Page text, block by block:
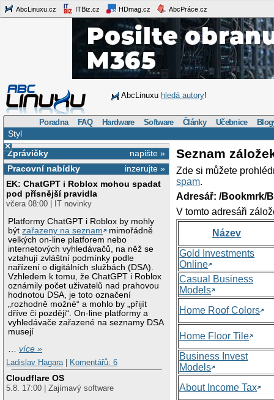
AbcLinuxu.cz ITBiz.cz HDmag.cz AbcPráce.cz
AbcLinuxu hledá autory!
Poradna FAQ Hardware Software Články Učebnice
Styl
×
napište »
Zprávičky
inzerujte »
Pracovní nabídky
EK: ChatGPT i Roblox mohou spadat
pod přísnější pravidla
včera 08:00 | IT novinky
Platformy ChatGPT i Roblox by mohly
býtzařazeny na seznam
mimořádně
velkých on-line platforem nebo
internetových vyhledávačů, na něž se
vztahují zvláštní podmínky podle
nařízení o digitálních službách (DSA).
Vzhledem k tomu, že ChatGPT i Roblox
oznámily počet uživatelů nad prahovou
hodnotou DSA, je toto označení
„rozhodně možné“ a mohlo by „přijít
dříve či později“. On-line platformy a
vyhledávače zařazené na seznamy DSA
musejí
…více »
Ladislav Hagara
Komentářů: 6
Cloudflare OS
5.8. 17:00 | Zajímavý software
Seznam
Zde si můžete
spam.
Adresář: /Bookmrk/
V tomto adresáři
Název
Gold Investments
Online
Casual Business
Models
Home Roof Colors
Home Floor Tile
Business Invest
Models
About Income Tax